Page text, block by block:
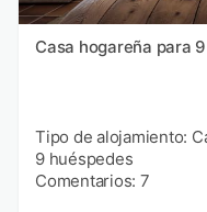
Casa hogareña para
Tipo de alojamiento:
9 huéspedes
Comentarios: 7